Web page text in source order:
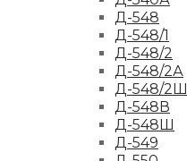
Д-548
Д-548/1
Д-548/2
Д-548/2А
Д-548/2Ш
Д-548В
Д-548Ш
Д-549